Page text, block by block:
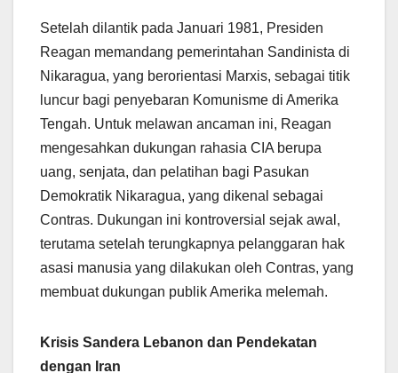
Setelah dilantik pada Januari 1981, Presiden
Reagan memandang pemerintahan Sandinista di
Nikaragua, yang berorientasi Marxis, sebagai titik
luncur bagi penyebaran Komunisme di Amerika
Tengah. Untuk melawan ancaman ini, Reagan
mengesahkan dukungan rahasia CIA berupa
uang, senjata, dan pelatihan bagi Pasukan
Demokratik Nikaragua, yang dikenal sebagai
Contras. Dukungan ini kontroversial sejak awal,
terutama setelah terungkapnya pelanggaran hak
asasi manusia yang dilakukan oleh Contras, yang
membuat dukungan publik Amerika melemah.
Krisis Sandera Lebanon dan Pendekatan
dengan Iran